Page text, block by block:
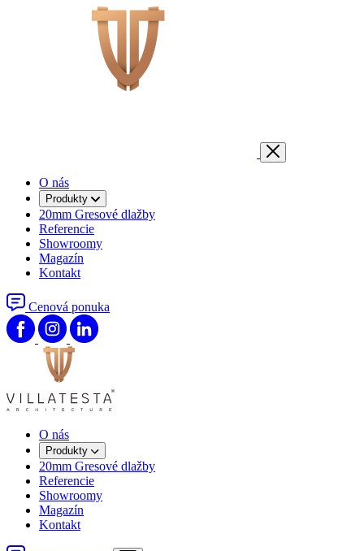
O nás
Produkty
20mm Gresové dlažby
Referencie
Showroomy
Magazín
Kontakt
Cenová ponuka
O nás
Produkty
20mm Gresové dlažby
Referencie
Showroomy
Magazín
Kontakt